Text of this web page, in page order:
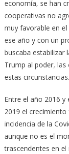
economía, se han
cooperativas no
muy favorable en
ese año y con un
buscaba estabilizar
Trump al poder,
estas circunstancias.
Entre el año 2016 y
2019 el
incidencia de la
aunque no es el
trascendentes en